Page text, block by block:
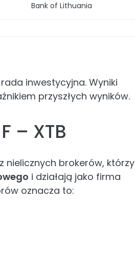
Bank of Lithuania
inwestycyjna. Wyniki
przyszłych wyników.
– XTB
nielicznych brokerów, którzy
i działają jako firma
oznacza to: